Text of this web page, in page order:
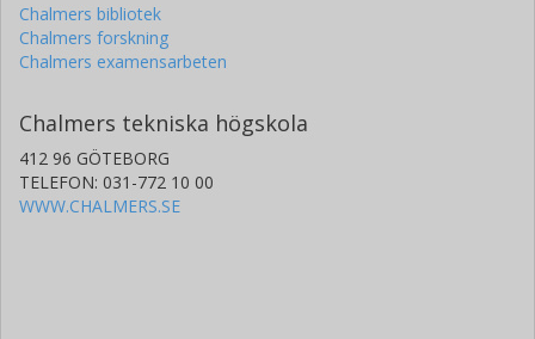
Chalmers bibliotek
Chalmers forskning
Chalmers examensarbeten
Chalmers tekniska högskola
412 96 GÖTEBORG
TELEFON: 031-772 10 00
WWW.CHALMERS.SE